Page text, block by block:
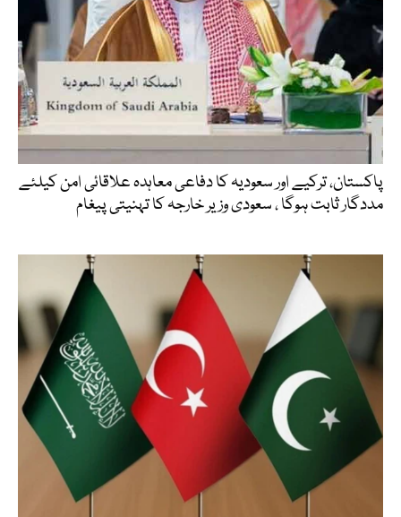
پاکستان، ترکیے اور سعودیہ کا دفاعی معاہدہ علاقائی امن کیلئے
مددگار ثابت ہوگا ، سعودی وزیر خارجہ کا تہنیتی پیغام